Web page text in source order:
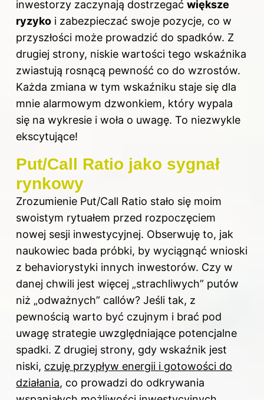
inwestorzy zaczynają dostrzegać większe
ryzyko i zabezpieczać swoje pozycje, co w
przyszłości może prowadzić do spadków. Z
drugiej strony, niskie wartości tego wskaźnika
zwiastują rosnącą pewność co do wzrostów.
Każda zmiana w tym wskaźniku staje się dla
mnie alarmowym dzwonkiem, który wypala
się na wykresie i woła o uwagę. To niezwykle
ekscytujące!
Put/Call Ratio jako sygnał
rynkowy
Zrozumienie Put/Call Ratio stało się moim
swoistym rytuałem przed rozpoczęciem
nowej sesji inwestycyjnej. Obserwuję to, jak
naukowiec bada próbki, by wyciągnąć wnioski
z behaviorystyki innych inwestorów. Czy w
danej chwili jest więcej „strachliwych” putów
niż „odważnych” callów? Jeśli tak, z
pewnością warto być czujnym i brać pod
uwagę strategie uwzględniające potencjalne
spadki. Z drugiej strony, gdy wskaźnik jest
niski, czuję przypływ energii i gotowości do
działania, co prowadzi do odkrywania